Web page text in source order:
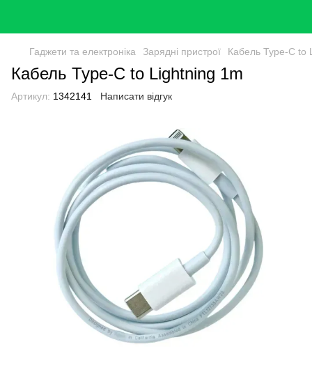
Гаджети та електроніка Зарядні пристрої Кабель Type-C to
Кабель Type-C to Lightning 1m
Артикул: 1342141 Написати відгук